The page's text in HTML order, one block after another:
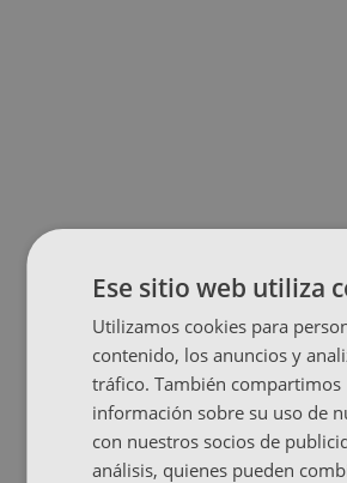
Ese sitio web utiliza
Utilizamos cookies para
contenido, los anuncios y
tráfico. También compartimos
información sobre su uso de
con nuestros socios de
análisis, quienes pueden